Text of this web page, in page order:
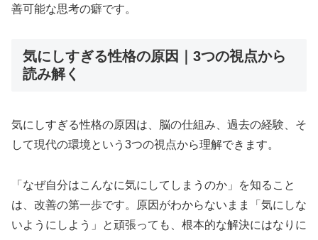
善可能な思考の癖です。
気にしすぎる性格の原因｜3つの視点から
読み解く
気にしすぎる性格の原因は、脳の仕組み、過去の経験、そ
して現代の環境という3つの視点から理解できます。
「なぜ自分はこんなに気にしてしまうのか」を知ること
は、改善の第一歩です。原因がわからないまま「気にしな
いようにしよう」と頑張っても、根本的な解決にはなりに